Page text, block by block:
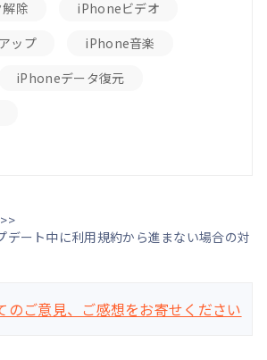
除
iPhoneビデオ
ップ
iPhone音楽
iPhoneデータ復元
デート中に利用規約から進まない場合の対
のご意見、ご感想をお寄せください